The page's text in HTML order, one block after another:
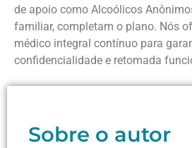
de apoio como Alcoólicos
familiar, completam o plano. Nós
médico integral contínuo para
confidencialidade e retomada
Sobre o autor